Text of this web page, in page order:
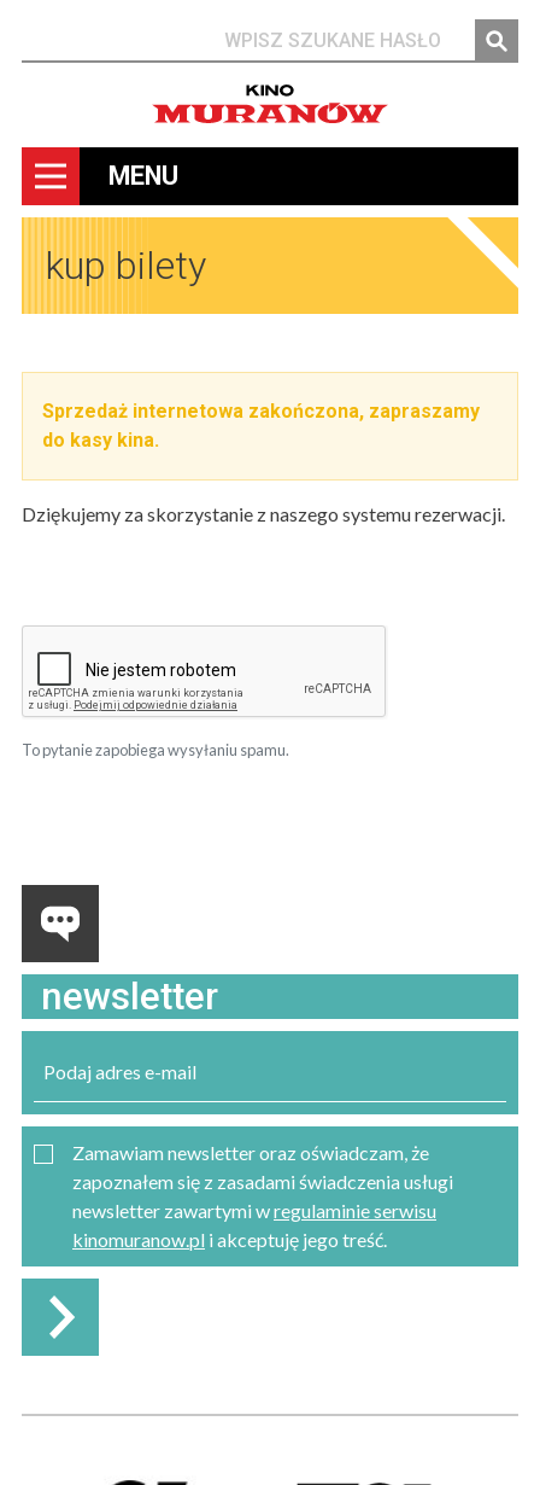
MENU
kup bilety
Sprzedaż internetowa zakończona, zapraszamy
do kasy kina.
Dziękujemy za skorzystanie z naszego systemu rezerwacji.
To pytanie zapobiega wysyłaniu spamu.
newsletter
Zamawiam newsletter oraz oświadczam, że
zapoznałem się z zasadami świadczenia usługi
newsletter zawartymi wregulaminie serwisu
kinomuranow.pl i akceptuję jego treść.